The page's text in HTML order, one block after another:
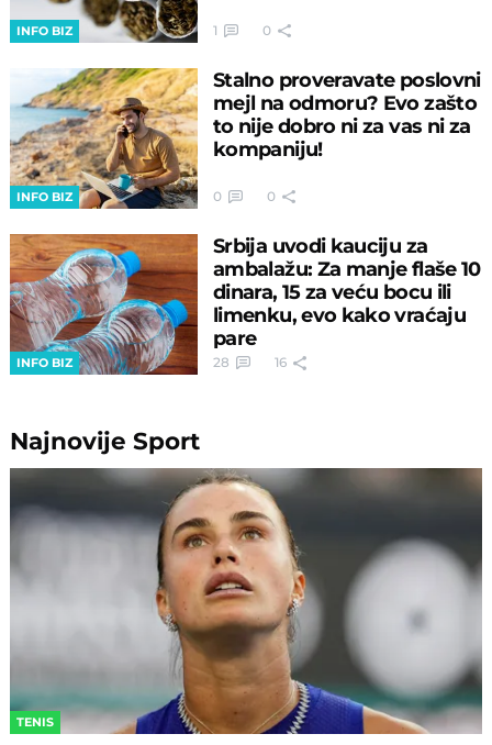
INFO BIZ 1 0
INFO BIZ
Stalno proveravate poslovni
mejl na odmoru? Evo zašto
to nije dobro ni za vas ni za
kompaniju!
0 0
INFO BIZ
Srbija uvodi kauciju za
ambalažu: Za manje flaše 10
dinara, 15 za veću bocu ili
limenku, evo kako vraćaju
pare
28 16
NajnovijeSport
TENIS